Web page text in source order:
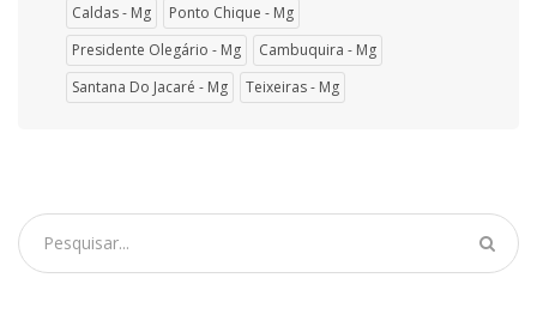
Caldas - Mg
Ponto Chique - Mg
Presidente Olegário - Mg
Cambuquira - Mg
Santana Do Jacaré - Mg
Teixeiras - Mg